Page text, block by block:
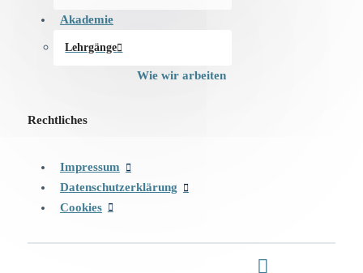
Akademie
Lehrgänge
Wie wir arbeiten
Rechtliches
Impressum
Datenschutzerklärung
Cookies